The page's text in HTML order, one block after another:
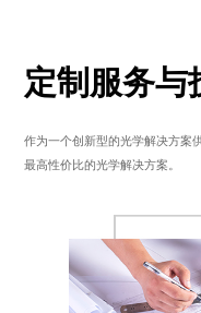
定制服务与
作为一个创新型的光学解决方案
最高性价比的光学解决方案。